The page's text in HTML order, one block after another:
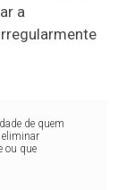
a
de quem
eliminar
ou que